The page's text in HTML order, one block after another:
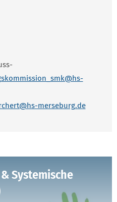
merseburg.de
Systemische